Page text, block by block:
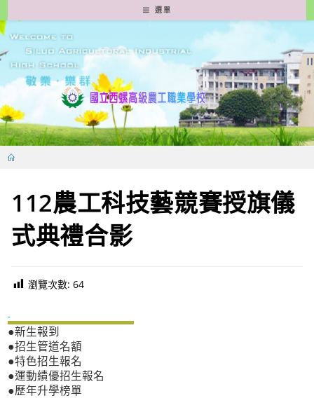
轉
至
要
容
選單
112農工科技藝競賽授旗儀
式典禮合影
瀏覽次數: 64
●新生報到
●招生管道名額
●特色招生報名
●運動績優招生報名
●歷年升學榜單